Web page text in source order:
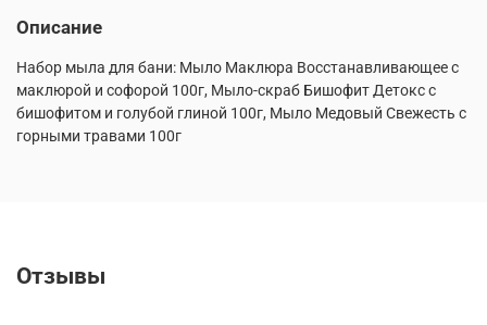
Описание
Набор мыла для бани: Мыло Маклюра Восстанавливающее с
маклюрой и софорой 100г, Мыло-скраб Бишофит Детокс с
бишофитом и голубой глиной 100г, Мыло Медовый Свежесть с
горными травами 100г
Отзывы